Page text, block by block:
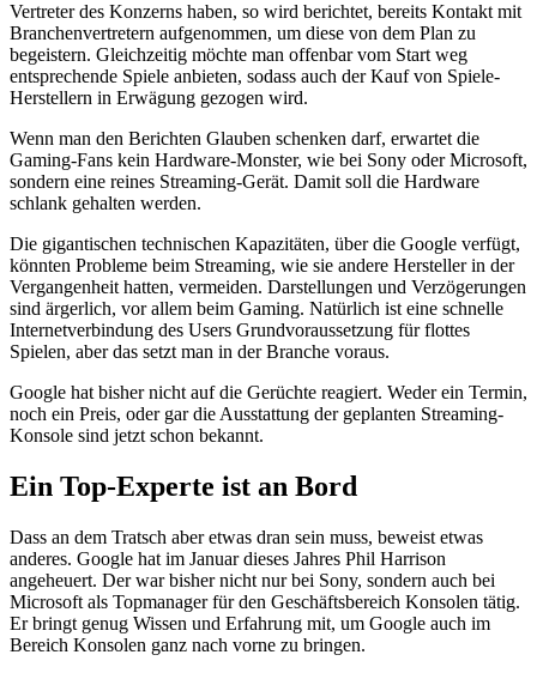
Vertreter des Konzerns haben, so wird berichtet, bereits Kontakt mit
Branchenvertretern aufgenommen, um diese von dem Plan zu
begeistern. Gleichzeitig möchte man offenbar vom Start weg
entsprechende Spiele anbieten, sodass auch der Kauf von Spiele-
Herstellern in Erwägung gezogen wird.
Wenn man den Berichten Glauben schenken darf, erwartet die
Gaming-Fans kein Hardware-Monster, wie bei Sony oder Microsoft,
sondern eine reines Streaming-Gerät. Damit soll die Hardware
schlank gehalten werden.
Die gigantischen technischen Kapazitäten, über die Google verfügt,
könnten Probleme beim Streaming, wie sie andere Hersteller in der
Vergangenheit hatten, vermeiden. Darstellungen und Verzögerungen
sind ärgerlich, vor allem beim Gaming. Natürlich ist eine schnelle
Internetverbindung des Users Grundvoraussetzung für flottes
Spielen, aber das setzt man in der Branche voraus.
Google hat bisher nicht auf die Gerüchte reagiert. Weder ein Termin,
noch ein Preis, oder gar die Ausstattung der geplanten Streaming-
Konsole sind jetzt schon bekannt.
Ein Top-Experte ist an Bord
Dass an dem Tratsch aber etwas dran sein muss, beweist etwas
anderes. Google hat im Januar dieses Jahres Phil Harrison
angeheuert. Der war bisher nicht nur bei Sony, sondern auch bei
Microsoft als Topmanager für den Geschäftsbereich Konsolen tätig.
Er bringt genug Wissen und Erfahrung mit, um Google auch im
Bereich Konsolen ganz nach vorne zu bringen.